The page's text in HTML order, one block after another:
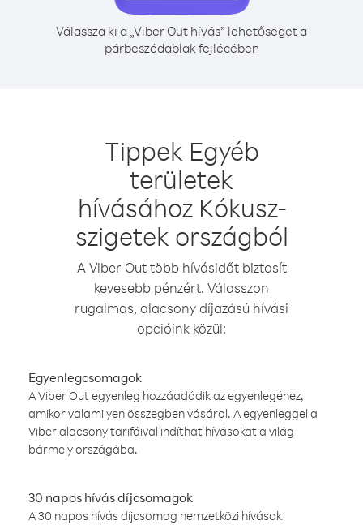
Válassza ki a „Viber Out hívás” lehetőséget a
párbeszédablak fejlécében
Tippek Egyéb
területek
hívásához Kókusz-
szigetek országból
A Viber Out több hívásidőt biztosít
kevesebb pénzért. Válasszon
rugalmas, alacsony díjazású hívási
opcióink közül:
Egyenlegcsomagok
A Viber Out egyenleg hozzáadódik az egyenlegéhez,
amikor valamilyen összegben vásárol. A egyenleggel a
Viber alacsony tarifáival indíthat hívásokat a világ
bármely országába.
30 napos hívás díjcsomagok
A 30 napos hívás díjcsomag nemzetközi hívások